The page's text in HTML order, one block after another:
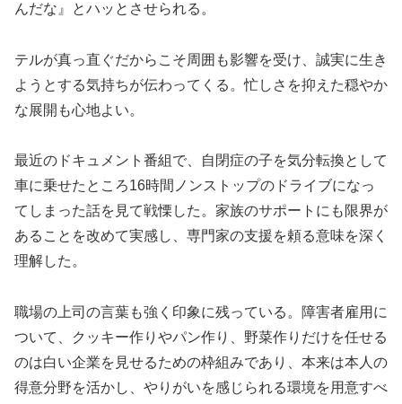
んだな』とハッとさせられる。
テルが真っ直ぐだからこそ周囲も影響を受け、誠実に生き
ようとする気持ちが伝わってくる。忙しさを抑えた穏やか
な展開も心地よい。
最近のドキュメント番組で、自閉症の子を気分転換として
車に乗せたところ16時間ノンストップのドライブになっ
てしまった話を見て戦慄した。家族のサポートにも限界が
あることを改めて実感し、専門家の支援を頼る意味を深く
理解した。
職場の上司の言葉も強く印象に残っている。障害者雇用に
ついて、クッキー作りやパン作り、野菜作りだけを任せる
のは白い企業を見せるための枠組みであり、本来は本人の
得意分野を活かし、やりがいを感じられる環境を用意すべ